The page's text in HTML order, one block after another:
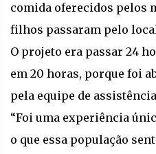
comida oferecidos pelos
filhos passaram pelo
O projeto era passar 24
em 20 horas, porque foi
pela equipe de
“Foi uma experiência
o que essa população